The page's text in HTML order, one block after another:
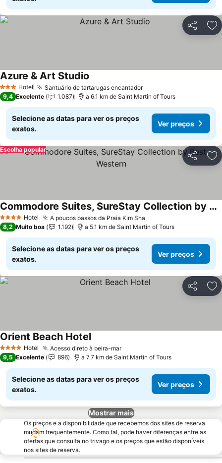
Partilhar
3 EstrelasHotel Santuário de tartarugas encantador
Azure & Art Studio
9,4 Excelente 1.087 a 6.1 km de Saint Martin of Tours
Selecione as datas para ver os preços
exatos.
Ver preços
Partilhar
Escolha popular
4 EstrelasHotel A poucos passos da Praia Kim Sha
Commodore Suites, SureStay Collection by Best Western
8,2 Muito boa 1.192 a 5.1 km de Saint Martin of Tours
Selecione as datas para ver os preços
exatos.
Ver preços
Partilhar
4 EstrelasHotel Acesso direto à beira-mar
Orient Beach Hotel
9,5 Excelente 896 a 7.7 km de Saint Martin of Tours
Selecione as datas para ver os preços
exatos.
Ver preços
Mostrar mais
Os preços e a disponibilidade que recebemos dos sites de reserva
mudam frequentemente. Como tal, pode haver diferenças entre as
ofertas que consulta no trivago e os preços que estão disponíveis
nos sites de reserva.